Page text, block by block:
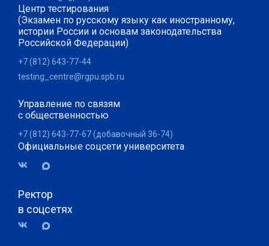
Центр тестирования
(Экзамен по русскому языку как иностранному,
истории России и основам законодательства
Российской Федерации)
+7 (812) 643-77-44
testing_centre@rgpu.spb.ru
Управление по связям
с общественностью
+7 (812) 643-77-67 (добавочный 36-74)
Официальные соцсети университета
Ректор
в соцсетях